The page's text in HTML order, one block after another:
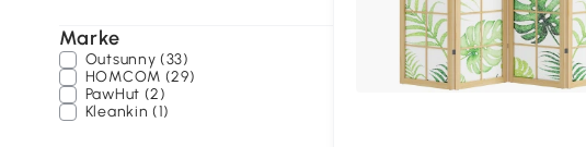
Marke
Outsunny (33)
HOMCOM (29)
PawHut (2)
Kleankin (1)